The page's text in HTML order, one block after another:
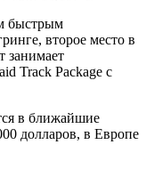
быстрым
второе место в
занимает
Track Package с
в ближайшие
долларов, в Европе